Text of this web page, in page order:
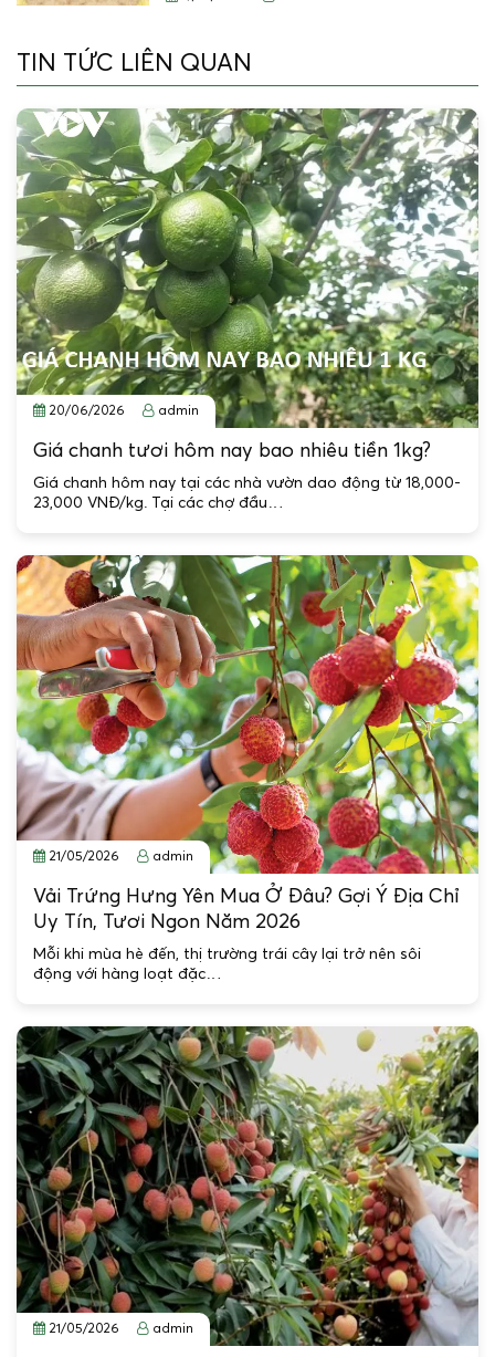
TIN TỨC LIÊN QUAN
20/06/2026 admin
Giá chanh tươi hôm nay bao nhiêu tiền 1kg?
Giá chanh hôm nay tại các nhà vườn dao động từ 18,000-
23,000 VNĐ/kg. Tại các chợ đầu…
21/05/2026 admin
Vải Trứng Hưng Yên Mua Ở Đâu? Gợi Ý Địa Chỉ
Uy Tín, Tươi Ngon Năm 2026
Mỗi khi mùa hè đến, thị trường trái cây lại trở nên sôi
động với hàng loạt đặc…
21/05/2026 admin